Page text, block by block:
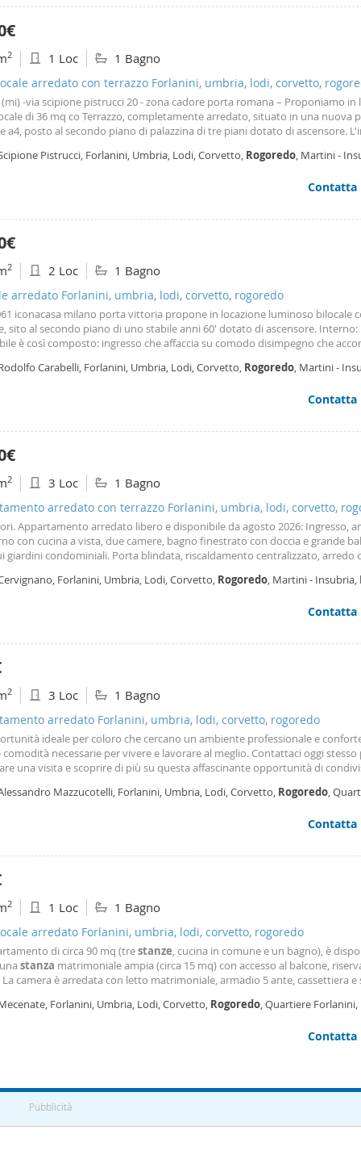
2 1 Loc 1 Bagno
arredato con terrazzo Forlanini, umbria, lodi, corvetto,
-via scipione pistrucci 20 - zona cadore porta romana – Proponiamo in
di 36 mq co Terrazzo, completamente arredato, situato in una nuova
a4, posto al secondo piano di palazzina di tre piani dotato di ascensore.
con cucina a vista e
Pistrucci, Forlanini, Umbria, Lodi, Corvetto, Rogoredo, Martini -
Contatta
2 2 Loc 1 Bagno
arredato Forlanini, umbria, lodi, corvetto, rogoredo
iconacasa milano porta vittoria propone in locazione luminoso bilocale
sito al secondo piano di uno stabile anni 60' dotato di ascensore. Interno:
è così composto: ingresso che affaccia su comodo disimpegno che
spaziosa camera matrimoniale e bagno
Carabelli, Forlanini, Umbria, Lodi, Corvetto, Rogoredo, Martini -
Contatta
2 3 Loc 1 Bagno
arredato con terrazzo Forlanini, umbria, lodi, corvetto,
Appartamento arredato libero e disponibile da agosto 2026: Ingresso,
con cucina a vista, due camere, bagno finestrato con doccia e grande
giardini condominiali. Porta blindata, riscaldamento centralizzato, arredo
inferriate alle finestre e alle porte finestre. Affitto € 1. 900, 00 mensili
Forlanini, Umbria, Lodi, Corvetto, Rogoredo, Martini - Insubria,
Contatta
2 3 Loc 1 Bagno
arredato Forlanini, umbria, lodi, corvetto, rogoredo
ideale per coloro che cercano un ambiente professionale e
necessarie per vivere e lavorare al meglio. Contattaci oggi stesso
una visita e scoprire di più su questa affascinante opportunità di
che prevedono: riscaldamento centralizzato, acqua centrale,
Mazzucotelli, Forlanini, Umbria, Lodi, Corvetto, Rogoredo,
Contatta
2 1 Loc 1 Bagno
arredato Forlanini, umbria, lodi, corvetto, rogoredo
di circa 90 mq (trestanze, cucina in comune e un bagno), è
stanza matrimoniale ampia (circa 15 mq) con accesso al balcone,
camera è arredata con letto matrimoniale, armadio 5 ante, cassettiera e
e comoda perForlanini, Umbria, Lodi, Corvetto, Rogoredo, Quartiere Forlanini,
Contatta
Pubblicità